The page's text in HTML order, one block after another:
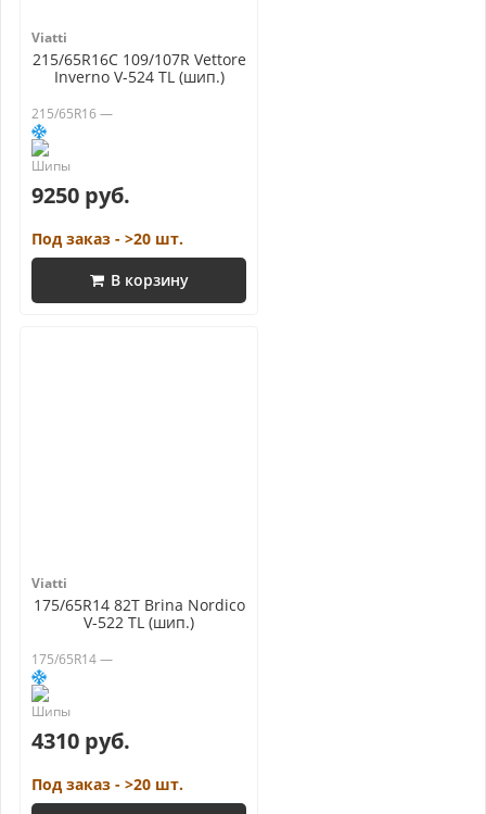
Viatti
215/65R16C 109/107R Vettore
Inverno V-524 TL (шип.)
215/65R16 —
9250 руб.
Под заказ - >20 шт.
В корзину
Viatti
175/65R14 82T Brina Nordico
V-522 TL (шип.)
175/65R14 —
4310 руб.
Под заказ - >20 шт.